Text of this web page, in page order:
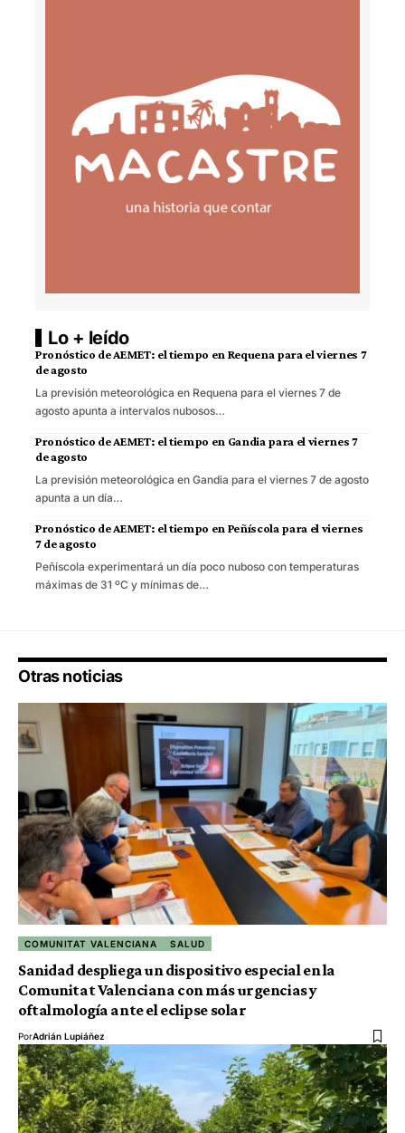
Lo + leído
Pronóstico de AEMET: el tiempo en Requena para el viernes 7
de agosto
La previsión meteorológica en Requena para el viernes 7 de
agosto apunta a intervalos nubosos…
Pronóstico de AEMET: el tiempo en Gandia para el viernes 7
de agosto
La previsión meteorológica en Gandia para el viernes 7 de agosto
apunta a un día…
Pronóstico de AEMET: el tiempo en Peñíscola para el viernes
7 de agosto
Peñíscola experimentará un día poco nuboso con temperaturas
máximas de 31 ºC y mínimas de…
Otras noticias
COMUNITAT VALENCIANA SALUD
Sanidad despliega un dispositivo especial en la
Comunitat Valenciana con más urgencias y
oftalmología ante el eclipse solar
PorAdrián Lupiáñez